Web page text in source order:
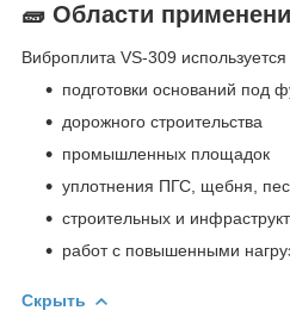
🧱 Области
Виброплита VS-309
подготовки оснований под
дорожного строительства
промышленных площадок
уплотнения ПГС, щебня,
строительных и
работ с повышенными
Скрыть